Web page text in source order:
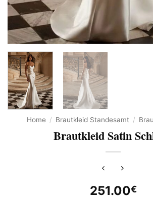
Home / Brautkleid Standesamt /
Brautkleid Satin
251.00€